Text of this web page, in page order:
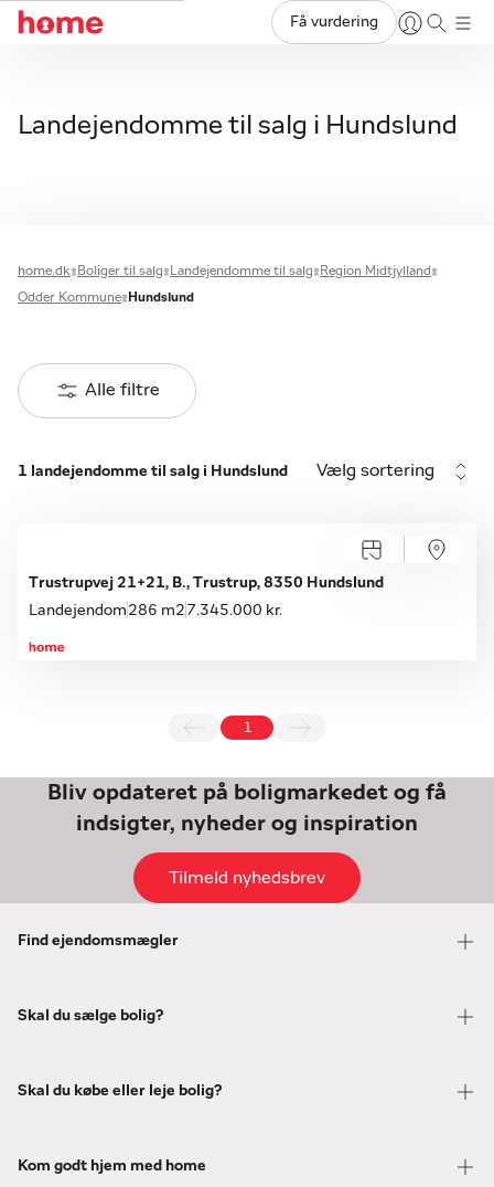
Få vurdering
Landejendomme til salg i Hundslund
home.dk Boliger til salg Landejendomme til salg
Region Midtjylland
Odder Kommune
Hundslund
Alle filtre
1 landejendomme til salg i Hundslund Vælg sortering
Trustrupvej 21+21, B., Trustrup, 8350 Hundslund
Landejendom 286 m2 7.345.000 kr.
Bliv opdateret på boligmarkedet og få
indsigter, nyheder og inspiration
Tilmeld nyhedsbrev
Find ejendomsmægler
Skal du sælge bolig?
Skal du købe eller leje bolig?
Kom godt hjem med home